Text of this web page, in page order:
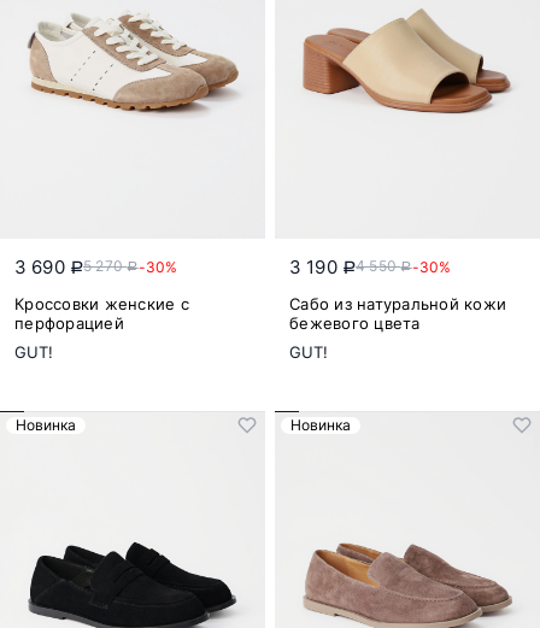
3 690 a5 270a-30%
Кроссовки женские с
перфорацией
GUT!
3 190 a4 550a-30%
Сабо из натуральной кожи
бежевого цвета
GUT!
Новинка Новинка